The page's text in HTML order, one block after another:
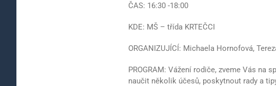
ČAS: 16:30 -18:00
KDE: MŠ – třída KRTEČCI
ORGANIZUJÍCÍ: Michaela Hornofová,
PROGRAM: Vážení rodiče, zveme Vás na
naučit několik účesů, poskytnout rady a